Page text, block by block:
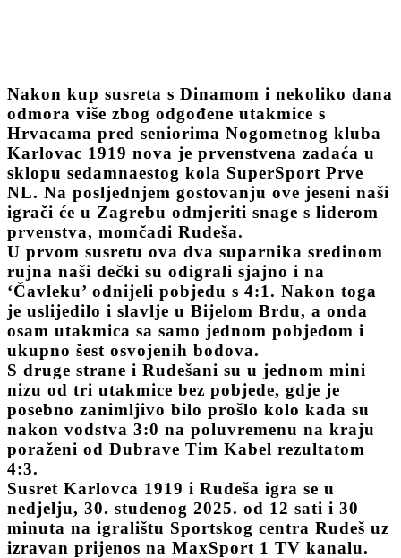
Nakon kup susreta s Dinamom i nekoliko dana
odmora više zbog odgođene utakmice s
Hrvacama pred seniorima Nogometnog kluba
Karlovac 1919 nova je prvenstvena zadaća u
sklopu sedamnaestog kola SuperSport Prve
NL. Na posljednjem gostovanju ove jeseni naši
igrači će u Zagrebu odmjeriti snage s liderom
prvenstva, momčadi Rudeša.
U prvom susretu ova dva suparnika sredinom
rujna naši dečki su odigrali sjajno i na
‘Čavleku’ odnijeli pobjedu s 4:1. Nakon toga
je uslijedilo i slavlje u Bijelom Brdu, a onda
osam utakmica sa samo jednom pobjedom i
ukupno šest osvojenih bodova.
S druge strane i Rudešani su u jednom mini
nizu od tri utakmice bez pobjede, gdje je
posebno zanimljivo bilo prošlo kolo kada su
nakon vodstva 3:0 na poluvremenu na kraju
poraženi od Dubrave Tim Kabel rezultatom
4:3.
Susret Karlovca 1919 i Rudeša igra se u
nedjelju, 30. studenog 2025. od 12 sati i 30
minuta na igralištu Sportskog centra Rudeš uz
izravan prijenos na MaxSport 1 TV kanalu.